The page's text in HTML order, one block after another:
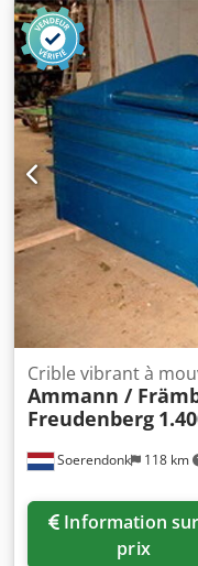
électrique. Largeur de
3.400,- HT Plusieurs en
Soerendonk 118 km
Crible vibrant à
Ammann /
Freudenberg
prix